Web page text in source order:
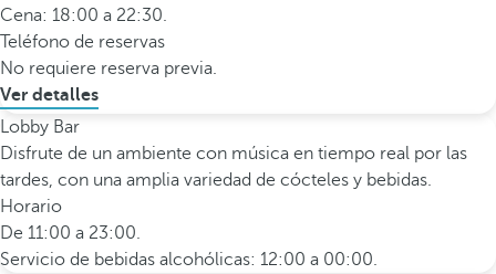
Cena: 18:00 a 22:30.
Teléfono de reservas
No requiere reserva previa.
Ver detalles
Lobby Bar
Disfrute de un ambiente con música en tiempo real por las
tardes, con una amplia variedad de cócteles y bebidas.
Horario
De 11:00 a 23:00.
Servicio de bebidas alcohólicas: 12:00 a 00:00.